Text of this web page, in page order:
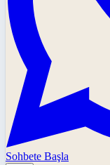
Sohbete Başla